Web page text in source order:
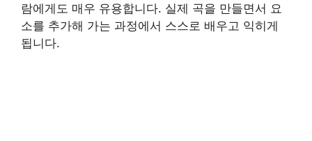
람에게도 매우 유용합니다. 실제 곡을 만들면서 요
소를 추가해 가는 과정에서 스스로 배우고 익히게
됩니다.